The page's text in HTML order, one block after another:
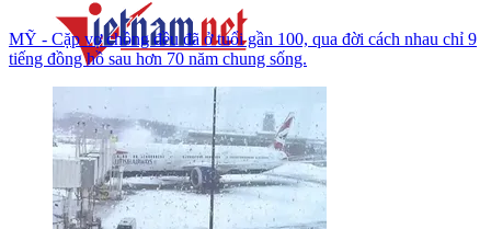
MỸ - Cặp vợ chồng đều đã ở tuổi gần 100, qua đời cách nhau chỉ 9
tiếng đồng hồ sau hơn 70 năm chung sống.